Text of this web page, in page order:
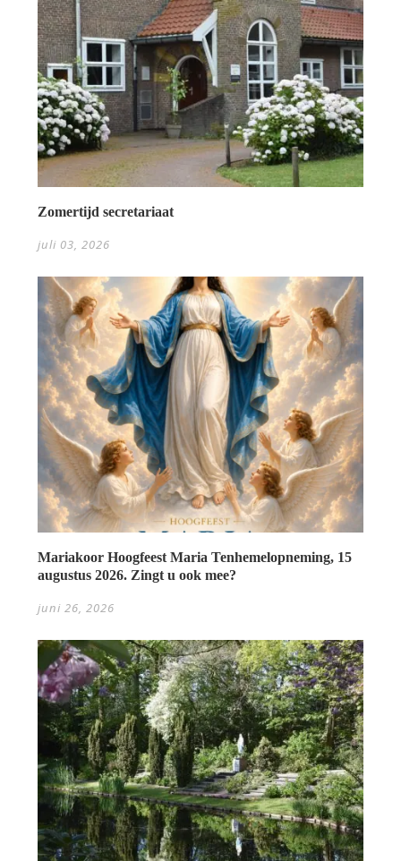
Zomertijd secretariaat
juli 03, 2026
Mariakoor Hoogfeest Maria Tenhemelopneming, 15
augustus 2026. Zingt u ook mee?
juni 26, 2026